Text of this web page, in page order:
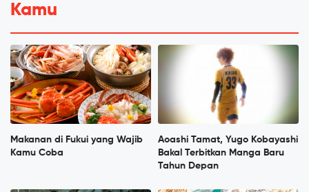
Kamu
Makanan di Fukui yang Wajib
Kamu Coba
Aoashi Tamat, Yugo Kobayashi
Bakal Terbitkan Manga Baru
Tahun Depan